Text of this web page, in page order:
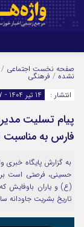
اینستاگرام
سروش
آپارات
مرا به خاطر بسپار
صفحه نخست اجتماعی /
نشده / فرهنگی
انتشار :
14 تیر 1404 - 10:37 ب.ظ
پیام تسلیت
فارس به مناسبت
به گزارش پایگاه خبری
حسینی، فرصتی است
(ع) و یاران باوفایش که
تاریخ بشریت جاودانه